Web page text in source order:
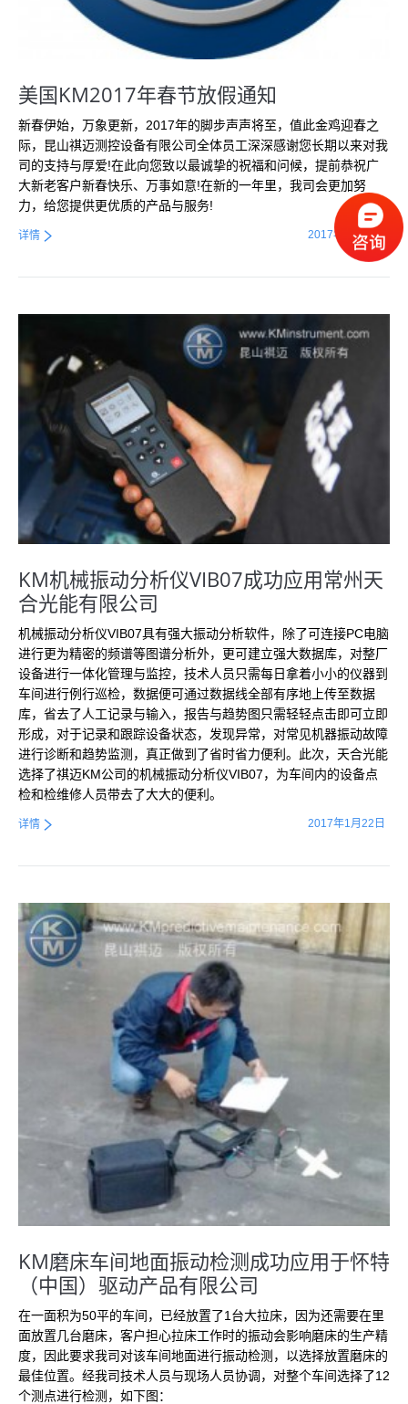
美国KM2017年春节放假通知
新春伊始，万象更新，2017年的脚步声声将至，值此金鸡迎春之
际，昆山祺迈测控设备有限公司全体员工深深感谢您长期以来对我
司的支持与厚爱!在此向您致以最诚挚的祝福和问候，提前恭祝广
大新老客户新春快乐、万事如意!在新的一年里，我司会更加努
力，给您提供更优质的产品与服务!
2017年1月23日
详情
KM机械振动分析仪VIB07成功应用常州天
合光能有限公司
机械振动分析仪VIB07具有强大振动分析软件，除了可连接PC电脑
进行更为精密的频谱等图谱分析外，更可建立强大数据库，对整厂
设备进行一体化管理与监控，技术人员只需每日拿着小小的仪器到
车间进行例行巡检，数据便可通过数据线全部有序地上传至数据
库，省去了人工记录与输入，报告与趋势图只需轻轻点击即可立即
形成，对于记录和跟踪设备状态，发现异常，对常见机器振动故障
进行诊断和趋势监测，真正做到了省时省力便利。此次，天合光能
选择了祺迈KM公司的机械振动分析仪VIB07，为车间内的设备点
检和检维修人员带去了大大的便利。
2017年1月22日
详情
KM磨床车间地面振动检测成功应用于怀特
（中国）驱动产品有限公司
在一面积为50平的车间，已经放置了1台大拉床，因为还需要在里
面放置几台磨床，客户担心拉床工作时的振动会影响磨床的生产精
度，因此要求我司对该车间地面进行振动检测，以选择放置磨床的
最佳位置。经我司技术人员与现场人员协调，对整个车间选择了12
个测点进行检测，如下图：